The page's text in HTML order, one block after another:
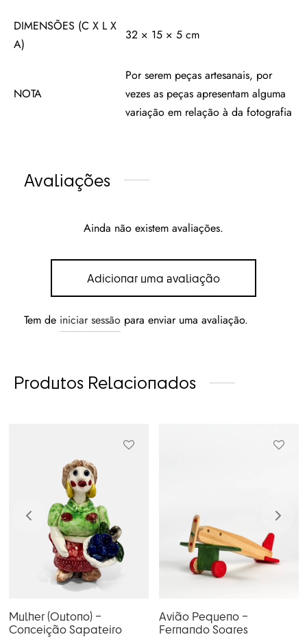
DIMENSÕES (C X L X
A)
32 × 15 × 5 cm
NOTA
Por serem peças artesanais, por
vezes as peças apresentam alguma
variação em relação à da fotografia
Avaliações
Ainda não existem avaliações.
Adicionar uma avaliação
Tem de iniciar sessão para enviar uma avaliação.
Produtos Relacionados
Mulher (Outono) –
Conceição Sapateiro
Avião Pequeno –
Fernando Soares